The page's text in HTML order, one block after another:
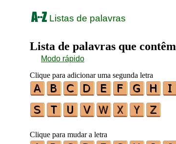
Listas de palavras
Lista de palavras que contêm
Modo rápido
Clique para adicionar uma segunda letra
Clique para mudar a letra